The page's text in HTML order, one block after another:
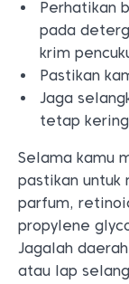
Perhatikan
pada
krim
Pastikan
Jaga
tetap kering
Selama kamu
pastikan untuk
parfum,
propylene
Jagalah
atau lap